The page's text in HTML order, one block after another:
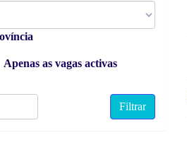
Apenas as vagas activas